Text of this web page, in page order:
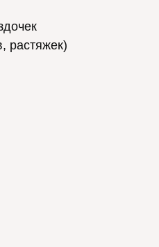
растяжек)